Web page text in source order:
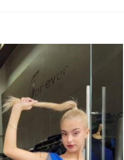
αγαπημένα